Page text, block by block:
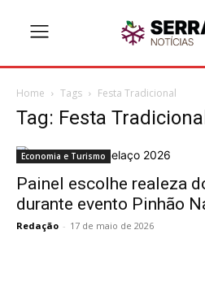
Home Tags Festa Tradicional
Tag: Festa Tradicional
Economia e Turismo
Painel escolhe realeza
durante evento Pinhão
Redação - 17 de maio de 2026